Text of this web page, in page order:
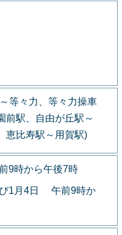
等々力、等々力操車
前駅、自由が丘駅～
恵比寿駅～用賀駅)
9時から午後7時
1月4日 午前9時か